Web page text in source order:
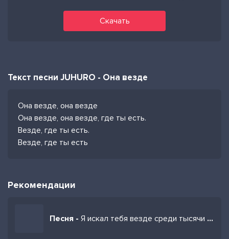
Скачать
Текст песни JUHURO - Она везде
Она везде, она везде
Она везде, она везде, где ты есть.
Везде, где ты есть.
Везде, где ты есть
Рекомендации
Песня - Я искал тебя везде среди тысячи людей